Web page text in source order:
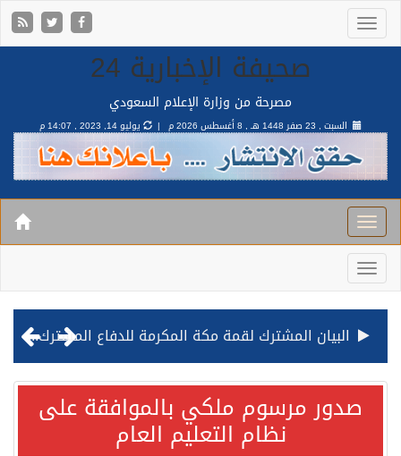
صحيفة الإخبارية 24
مصرحة من وزارة الإعلام السعودي
السبت , 23 صفر 1448 هـ , 8 أغسطس 2026 م | يوليو 14, 2023 , 14:07 م
البيان المشترك لقمة مكة المكرمة للدفاع المشترك بين المملكة وتركيا وباكستان
قيادة القوات المشتركة للتحالف: نفذنا عملية رد عسكري متناسبة لأهداف عسكرية مشروعة تابعة للمليشيا الحوثية الإرهابية في محافظة الحديدة
صدور مرسوم ملكي بالموافقة على
نظام التعليم العام